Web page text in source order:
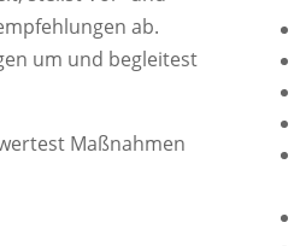
ab.
um und begleitest
Maßnahmen